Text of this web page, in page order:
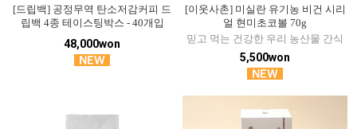
[드립백] 공정무역 탄소저감커피 드
립백 4종 테이스팅박스 - 40개입
48,000won
[이웃사촌] 미실란 유기농 비건 시리
얼 현미초코볼 70g
믿고 먹는 건강한 우리 농산물 간식
5,500won